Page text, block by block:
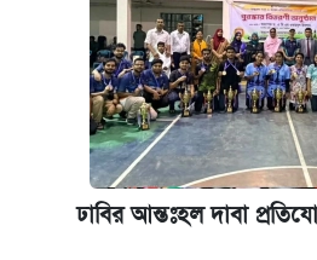
ঢাবির আন্তঃহল দাবা